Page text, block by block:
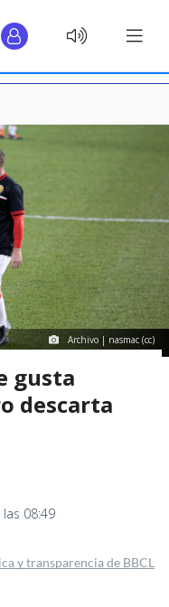
Archivo | nasmac (cc)
gusta
descarta
08:49
y transparencia de BBCL